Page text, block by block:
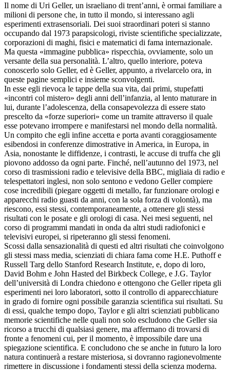
Il nome di Uri Geller, un israeliano di trent’anni, è ormai familiare a
milioni di persone che, in tutto il mondo, si interessano agli
esperimenti extrasensoriali. Dei suoi straordinari poteri si stanno
occupando dal 1973 parapsicologi, riviste scientifiche specializzate,
corporazioni di maghi, fisici e matematici di fama internazionale.
Ma questa «immagine pubblica» rispecchia, ovviamente, solo un
versante della sua personalità. L’altro, quello interiore, poteva
conoscerlo solo Geller, ed è Geller, appunto, a rivelarcelo ora, in
queste pagine semplici e insieme sconvolgenti.
In esse egli rievoca le tappe della sua vita, dai primi, stupefatti
«incontri col mistero» degli anni dell’infanzia, al lento maturare in
lui, durante l’adolescenza, della consapevolezza di essere stato
prescelto da «forze superiori» come un tramite attraverso il quale
esse potevano irrompere e manifestarsi nel mondo della normalità.
Un compito che egli infine accetta e porta avanti coraggiosamente
esibendosi in conferenze dimostrative in America, in Europa, in
Asia, nonostante le diffidenze, i contrasti, le accuse di truffa che gli
piovono addosso da ogni parte. Finché, nell’autunno del 1973, nel
corso di trasmissioni radio e televisive della BBC, migliaia di radio e
telespettatori inglesi, non solo sentono e vedono Geller compiere
cose incredibili (piegare oggetti di metallo, far funzionare orologi e
apparecchi radio guasti da anni, con la sola forza di volontà), ma
riescono, essi stessi, contemporaneamente, a ottenere gli stessi
risultati con le posate e gli orologi di casa. Nei mesi seguenti, nel
corso di programmi mandati in onda da altri studi radiofonici e
televisivi europei, si ripeteranno gli stessi fenomeni.
Scossi dalla sensazionalità di questi ed altri risultati che coinvolgono
gli stessi mass media, scienziati di chiara fama come H.E. Puthoff e
Russell Targ dello Stanford Research Institute, e, dopo di loro,
David Bohm e John Hasted del Birkbeck College, e J.G. Taylor
dell’università di Londra chiedono e ottengono che Geller ripeta gli
esperimenti nei loro laboratori, sotto il controllo di apparecchiature
in grado di fornire ogni possibile garanzia scientifica sui risultati. Su
di essi, qualche tempo dopo, Taylor e gli altri scienziati pubblicano
memorie scientifiche nelle quali non solo escludono che Geller sia
ricorso a trucchi di qualsiasi genere, ma affermano di trovarsi di
fronte a fenomeni cui, per il momento, è impossibile dare una
spiegazione scientifica. E concludono che se anche in futuro la loro
natura continuerà a restare misteriosa, si dovranno ragionevolmente
rimettere in discussione i fondamenti stessi della scienza moderna.